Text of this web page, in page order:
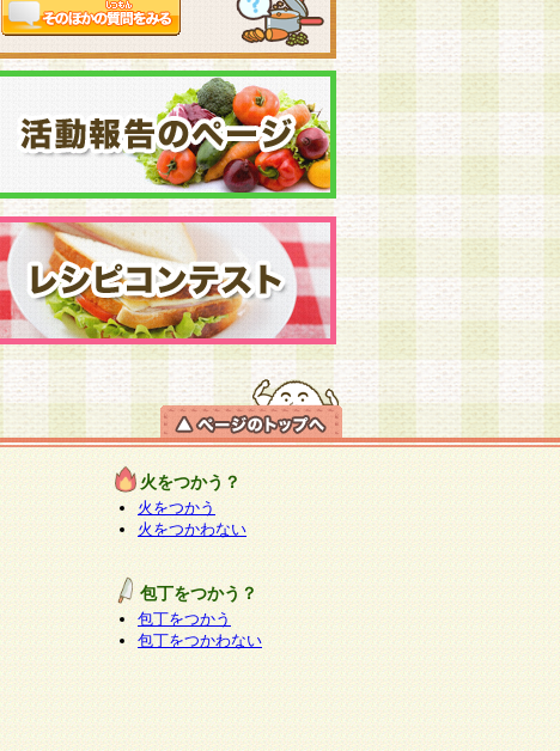
火をつかう？
火をつかう
火をつかわない
包丁をつかう？
包丁をつかう
包丁をつかわない